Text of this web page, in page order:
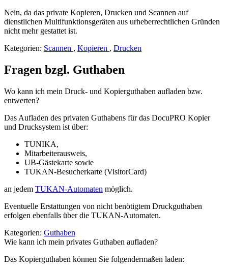
Nein, da das private Kopieren, Drucken und Scannen auf
dienstlichen Multifunktionsgeräten aus urheberrechtlichen Gründen
nicht mehr gestattet ist.
Kategorien: Scannen , Kopieren , Drucken
Fragen bzgl. Guthaben
Wo kann ich mein Druck- und Kopierguthaben aufladen bzw.
entwerten?
Das Aufladen des privaten Guthabens für das DocuPRO Kopier
und Drucksystem ist über:
TUNIKA,
Mitarbeiterausweis,
UB-Gästekarte sowie
TUKAN-Besucherkarte (VisitorCard)
an jedem TUKAN-Automaten möglich.
Eventuelle Erstattungen von nicht benötigtem Druckguthaben
erfolgen ebenfalls über die TUKAN-Automaten.
Kategorien: Guthaben
Wie kann ich mein privates Guthaben aufladen?
Das Kopierguthaben können Sie folgendermaßen laden: